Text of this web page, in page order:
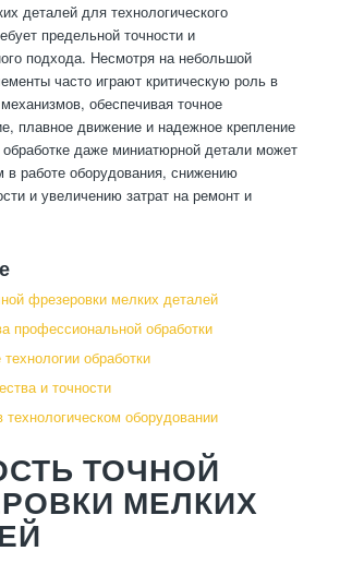
деталей для технологического
предельной точности и
подхода. Несмотря на небольшой
часто играют критическую роль в
обеспечивая точное
плавное движение и надежное крепление
даже миниатюрной детали может
в работе оборудования, снижению
и увеличению затрат на ремонт и
фрезеровки мелких деталей
профессиональной обработки
обработки
и точности
оборудовании
ТОЧНОЙ
МЕЛКИХ